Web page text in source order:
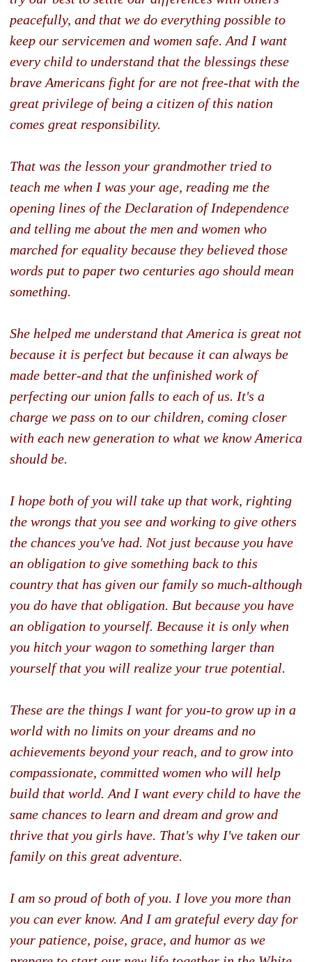
peacefully, and that we do everything possible to
keep our servicemen and women safe. And I want
every child to understand that the blessings these
brave Americans fight for are not free-that with the
great privilege of being a citizen of this nation
comes great responsibility.
That was the lesson your grandmother tried to
teach me when I was your age, reading me the
opening lines of the Declaration of Independence
and telling me about the men and women who
marched for equality because they believed those
words put to paper two centuries ago should mean
something.
She helped me understand that America is great not
because it is perfect but because it can always be
made better-and that the unfinished work of
perfecting our union falls to each of us. It's a
charge we pass on to our children, coming closer
with each new generation to what we know America
should be.
I hope both of you will take up that work, righting
the wrongs that you see and working to give others
the chances you've had. Not just because you have
an obligation to give something back to this
country that has given our family so much-although
you do have that obligation. But because you have
an obligation to yourself. Because it is only when
you hitch your wagon to something larger than
yourself that you will realize your true potential.
These are the things I want for you-to grow up in a
world with no limits on your dreams and no
achievements beyond your reach, and to grow into
compassionate, committed women who will help
build that world. And I want every child to have the
same chances to learn and dream and grow and
thrive that you girls have. That's why I've taken our
family on this great adventure.
I am so proud of both of you. I love you more than
you can ever know. And I am grateful every day for
your patience, poise, grace, and humor as we